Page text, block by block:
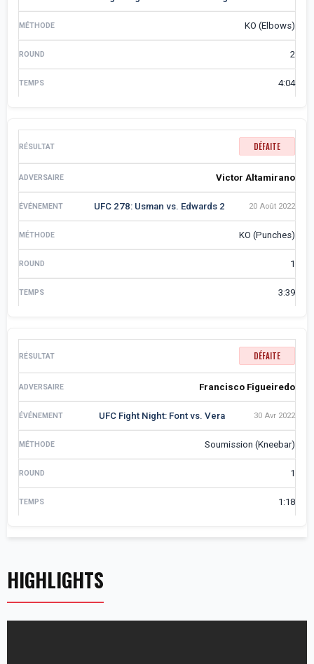
KO (Elbows)
2
4:04
DÉFAITE
Victor Altamirano
UFC 278: Usman vs. Edwards 2 20 Août 2022
KO (Punches)
1
3:39
DÉFAITE
Francisco Figueiredo
UFC Fight Night: Font vs. Vera 30 Avr 2022
Soumission (Kneebar)
1
1:18
HIGHLIGHTS